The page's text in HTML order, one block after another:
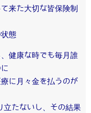
来た大切な皆保険制
態
健康な時でも毎月誰
に月々金を払うのが
立たないし、その結果